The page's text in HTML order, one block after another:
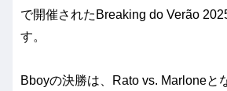
で開催されたBreaking do Verão
す。
Bboyの決勝は、Rato vs. Marloneと